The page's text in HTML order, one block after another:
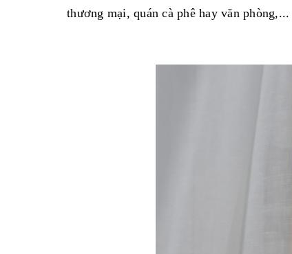
thương mại, quán cà phê hay văn phòng,...